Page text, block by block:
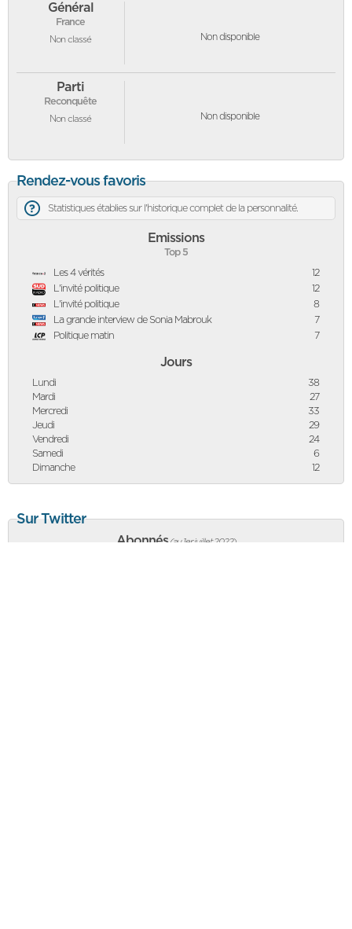
Général
France
Non classé Non disponible
Parti
Reconquête
Non classé Non disponible
Rendez-vous favoris
Statistiques établies sur l'historique complet de la personnalité.
Emissions
Top 5
Les 4 vérités
12
L'invité politique
12
L'invité politique
8
La grande interview de Sonia Mabrouk
7
Politique matin
7
Jours
Lundi
38
Mardi
27
Mercredi
33
Jeudi
29
Vendredi
24
Samedi
6
Dimanche
12
Sur Twitter
Abonnés (au 1er juillet 2022)